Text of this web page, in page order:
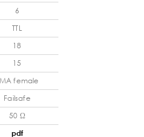
6
TTL
18
15
female
Failsafe
50 Ω
pdf